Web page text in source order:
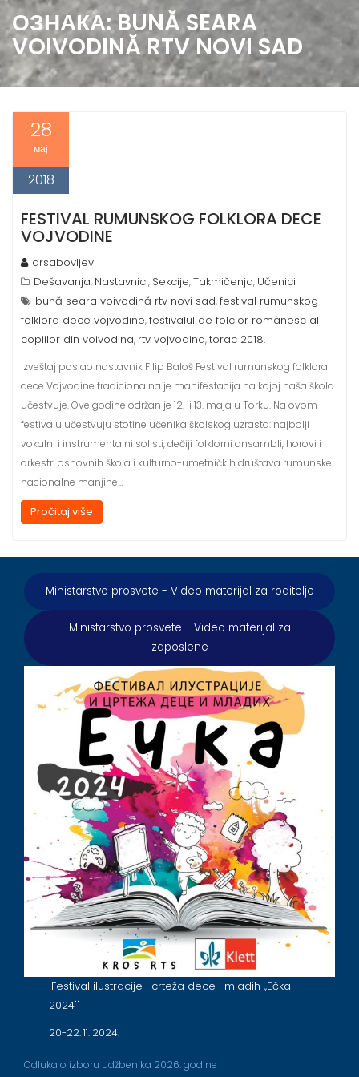
ОЗНАКА:BUNĂ SEARA
VOIVODINĂ RTV NOVI SAD
28
мај
2018
FESTIVAL RUMUNSKOG FOLKLORA DECE
VOJVODINE
drsabovljev
Dešavanja, Nastavnici, Sekcije,Takmičenja, Učenici
bună seara voivodină rtv novi sad,festival rumunskog
folklora dece vojvodine,festivalul de folclor românesc al
copiilor din voivodina, rtv vojvodina,torac 2018.
izveštaj poslao nastavnik Filip Baloš Festival rumunskog folklora
dece Vojvodine tradicionalna je manifestacija na kojoj naša škola
učestvuje. Ove godine održan je 12. i 13. maja u Torku. Na ovom
festivalu učestvuju stotine učenika školskog uzrasta: najbolji
vokalni i instrumentalni solisti, dečiji folklorni ansambli, horovi i
orkestri osnovnih škola i kulturno-umetničkih društava rumunske
nacionalne manjine…
Pročitaj više
Ministarstvo prosvete - Video materijal za roditelje
Ministarstvo prosvete - Video materijal za
zaposlene
Festival ilustracije i crteža dece i mladih ,,Ečka
2024''
20-22. 11. 2024.
Odluka o izboru udžbenika 2026. godine